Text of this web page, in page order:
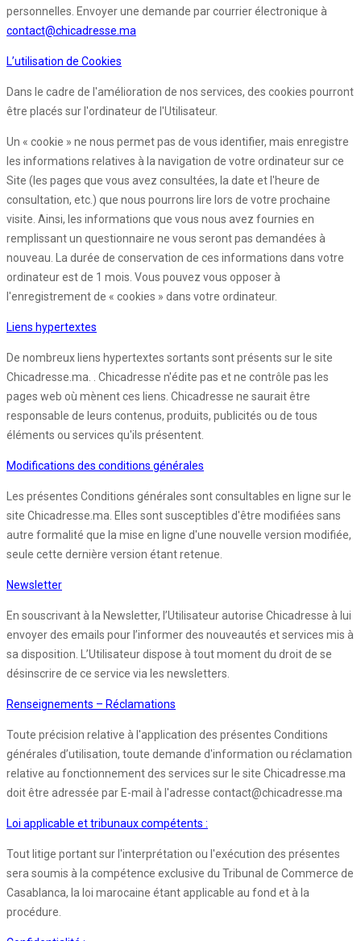
personnelles. Envoyer une demande par courrier électronique à
contact@chicadresse.ma
L’utilisation de Cookies
Dans le cadre de l'amélioration de nos services, des cookies pourront
être placés sur l'ordinateur de l'Utilisateur.
Un « cookie » ne nous permet pas de vous identifier, mais enregistre
les informations relatives à la navigation de votre ordinateur sur ce
Site (les pages que vous avez consultées, la date et l'heure de
consultation, etc.) que nous pourrons lire lors de votre prochaine
visite. Ainsi, les informations que vous nous avez fournies en
remplissant un questionnaire ne vous seront pas demandées à
nouveau. La durée de conservation de ces informations dans votre
ordinateur est de 1 mois. Vous pouvez vous opposer à
l'enregistrement de « cookies » dans votre ordinateur.
Liens hypertextes
De nombreux liens hypertextes sortants sont présents sur le site
Chicadresse.ma. . Chicadresse n'édite pas et ne contrôle pas les
pages web où mènent ces liens. Chicadresse ne saurait être
responsable de leurs contenus, produits, publicités ou de tous
éléments ou services qu'ils présentent.
Modifications des conditions générales
Les présentes Conditions générales sont consultables en ligne sur le
site Chicadresse.ma. Elles sont susceptibles d'être modifiées sans
autre formalité que la mise en ligne d'une nouvelle version modifiée,
seule cette dernière version étant retenue.
Newsletter
En souscrivant à la Newsletter, l’Utilisateur autorise Chicadresse à lui
envoyer des emails pour l’informer des nouveautés et services mis à
sa disposition. L’Utilisateur dispose à tout moment du droit de se
désinscrire de ce service via les newsletters.
Renseignements – Réclamations
Toute précision relative à l'application des présentes Conditions
générales d’utilisation, toute demande d'information ou réclamation
relative au fonctionnement des services sur le site Chicadresse.ma
doit être adressée par E-mail à l'adresse contact@chicadresse.ma
Loi applicable et tribunaux compétents :
Tout litige portant sur l'interprétation ou l'exécution des présentes
sera soumis à la compétence exclusive du Tribunal de Commerce de
Casablanca, la loi marocaine étant applicable au fond et à la
procédure.